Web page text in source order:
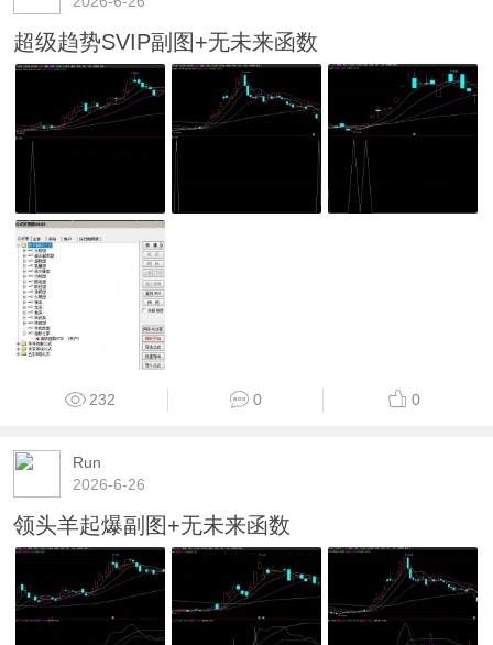
超级趋势SVIP副图+无未来函数
232 0 0
Run
2026-6-26
领头羊起爆副图+无未来函数